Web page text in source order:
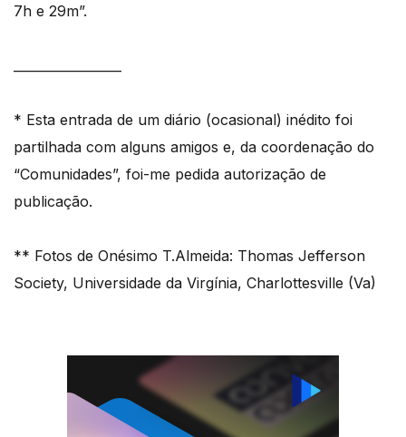
7h e 29m”.
* Esta entrada de um diário (ocasional) inédito foi
partilhada com alguns amigos e, da coordenação do
“Comunidades”, foi-me pedida autorização de
publicação.
** Fotos de Onésimo T.Almeida: Thomas Jefferson
Society, Universidade da Virgínia, Charlottesville (Va)